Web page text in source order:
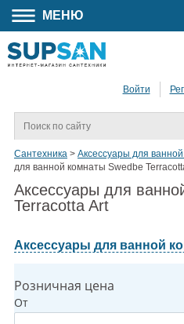
МЕНЮ
Войти
Сантехника > Аксессуары для
для ванной комнаты Swedbe
Аксессуары для
Terracotta Art
Аксессуары для ванной
Розничная цена
От